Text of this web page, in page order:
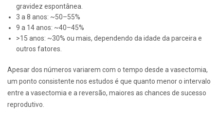
gravidez espontânea.
3 a 8 anos: ~50–55%
9 a 14 anos: ~40–45%
>15 anos: ~30% ou mais, dependendo da idade da parceira e
outros fatores.
Apesar dos números variarem com o tempo desde a vasectomia,
um ponto consistente nos estudos é que quanto menor o intervalo
entre a vasectomia e a reversão, maiores as chances de sucesso
reprodutivo.